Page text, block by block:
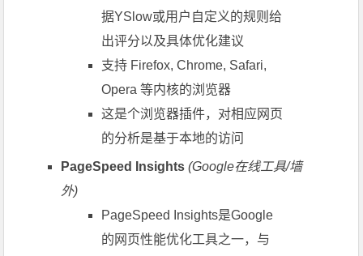
据YSlow或用户自定义的规则给
出评分以及具体优化建议
支持 Firefox, Chrome, Safari,
Opera 等内核的浏览器
这是个浏览器插件，对相应网页
的分析是基于本地的访问
PageSpeed Insights (Google在线工具/墙
外)
PageSpeed Insights是Google
的网页性能优化工具之一，与